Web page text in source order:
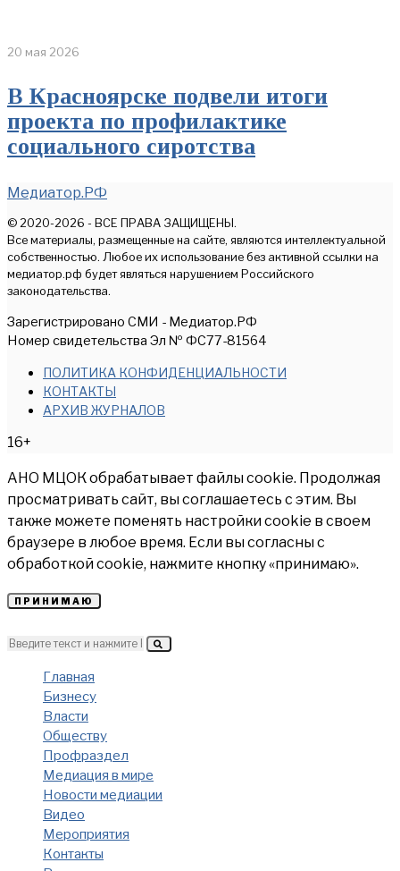
20 мая 2026
В Красноярске подвели итоги
проекта по профилактике
социального сиротства
Медиатор.РФ
© 2020-2026 - ВСЕ ПРАВА ЗАЩИЩЕНЫ.
Все материалы, размещенные на сайте, являются интеллектуальной
собственностью. Любое их использование без активной ссылки на
медиатор.рф будет являться нарушением Российского
законодательства.
Зарегистрировано СМИ - Медиатор.РФ
Номер свидетельства Эл № ФС77-81564
ПОЛИТИКА КОНФИДЕНЦИАЛЬНОСТИ
КОНТАКТЫ
АРХИВ ЖУРНАЛОВ
16+
АНО МЦОК обрабатывает файлы cookie. Продолжая
просматривать сайт, вы соглашаетесь с этим. Вы
также можете поменять настройки cookie в своем
браузере в любое время. Если вы согласны с
обработкой cookie, нажмите кнопку «принимаю».
ПРИНИМАЮ
Главная
Бизнесу
Власти
Обществу
Профраздел
Медиация в мире
Новости медиации
Видео
Мероприятия
Контакты